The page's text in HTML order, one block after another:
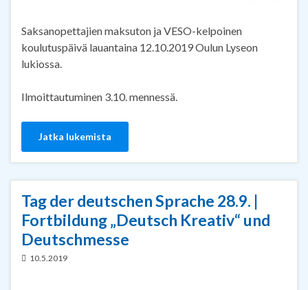
Saksanopettajien maksuton ja VESO-kelpoinen
koulutuspäivä lauantaina 12.10.2019 Oulun Lyseon
lukiossa.
Ilmoittautuminen 3.10. mennessä.
Jatka lukemista
Tag der deutschen Sprache 28.9. |
Fortbildung „Deutsch Kreativ“ und
Deutschmesse
10.5.2019